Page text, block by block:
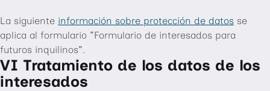
La siguiente información sobre protección de datos se
aplica al formulario "Formulario de interesados para
futuros inquilinos".
VI Tratamiento de los datos de los
interesados